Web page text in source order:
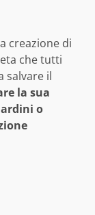
creazione di
che tutti
salvare il
la sua
o